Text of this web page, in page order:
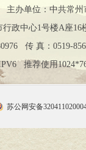
主办单位：中共常
政中心1号楼A座16
传 真：0519-
推荐使用
苏公网安备